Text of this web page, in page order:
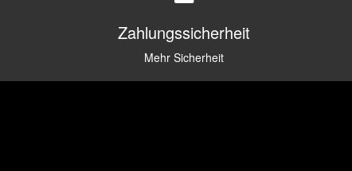
Zahlungssicherheit
Mehr Sicherheit